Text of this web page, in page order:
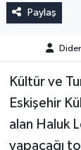
Paylaş
Kültür ve
Eskişehir
alan Haluk
yapacağı